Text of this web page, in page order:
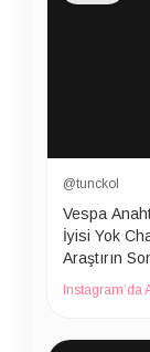
@tunckol
Vespa
İyisi Yok
Araştırın
Instagram’da